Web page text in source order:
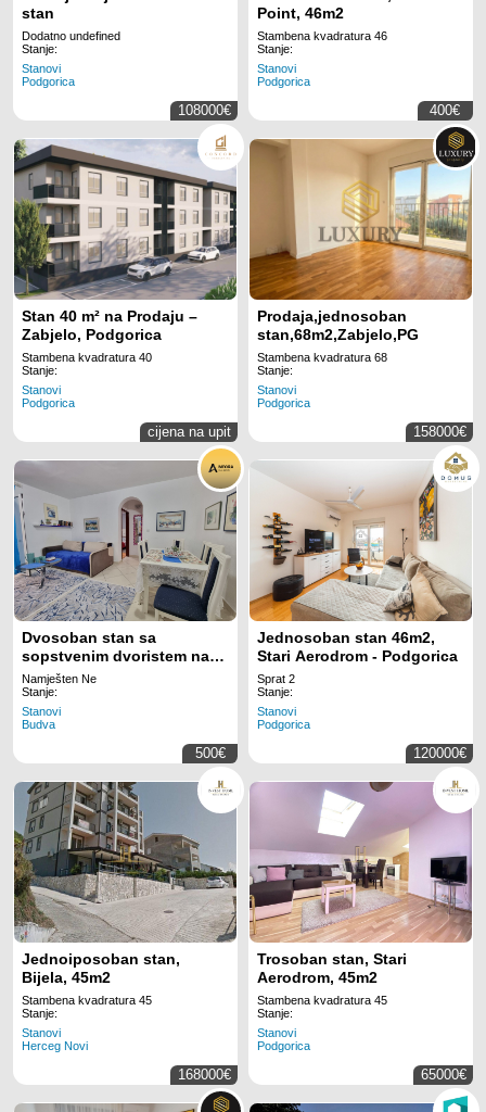
stan
Dodatno undefined
Stanje:
Stanovi
Podgorica
108000€
Point, 46m2
Stambena kvadratura 46
Stanje:
Stanovi
Podgorica
400€
Stan 40 m² na Prodaju –
Zabjelo, Podgorica
Stambena kvadratura 40
Stanje:
Stanovi
Podgorica
cijena na upit
Prodaja,jednosoban
stan,68m2,Zabjelo,PG
Stambena kvadratura 68
Stanje:
Stanovi
Podgorica
158000€
Dvosoban stan sa
sopstvenim dvoristem na
atraktivnoj lokaciji u Budvi
(NA PERIOD OD 01.09.2026
DO 01.06.2027)
Namješten Ne
Stanje:
Stanovi
Budva
500€
Jednosoban stan 46m2,
Stari Aerodrom - Podgorica
Sprat 2
Stanje:
Stanovi
Podgorica
120000€
Jednoiposoban stan,
Bijela, 45m2
Stambena kvadratura 45
Stanje:
Stanovi
Herceg Novi
168000€
Trosoban stan, Stari
Aerodrom, 45m2
Stambena kvadratura 45
Stanje:
Stanovi
Podgorica
65000€